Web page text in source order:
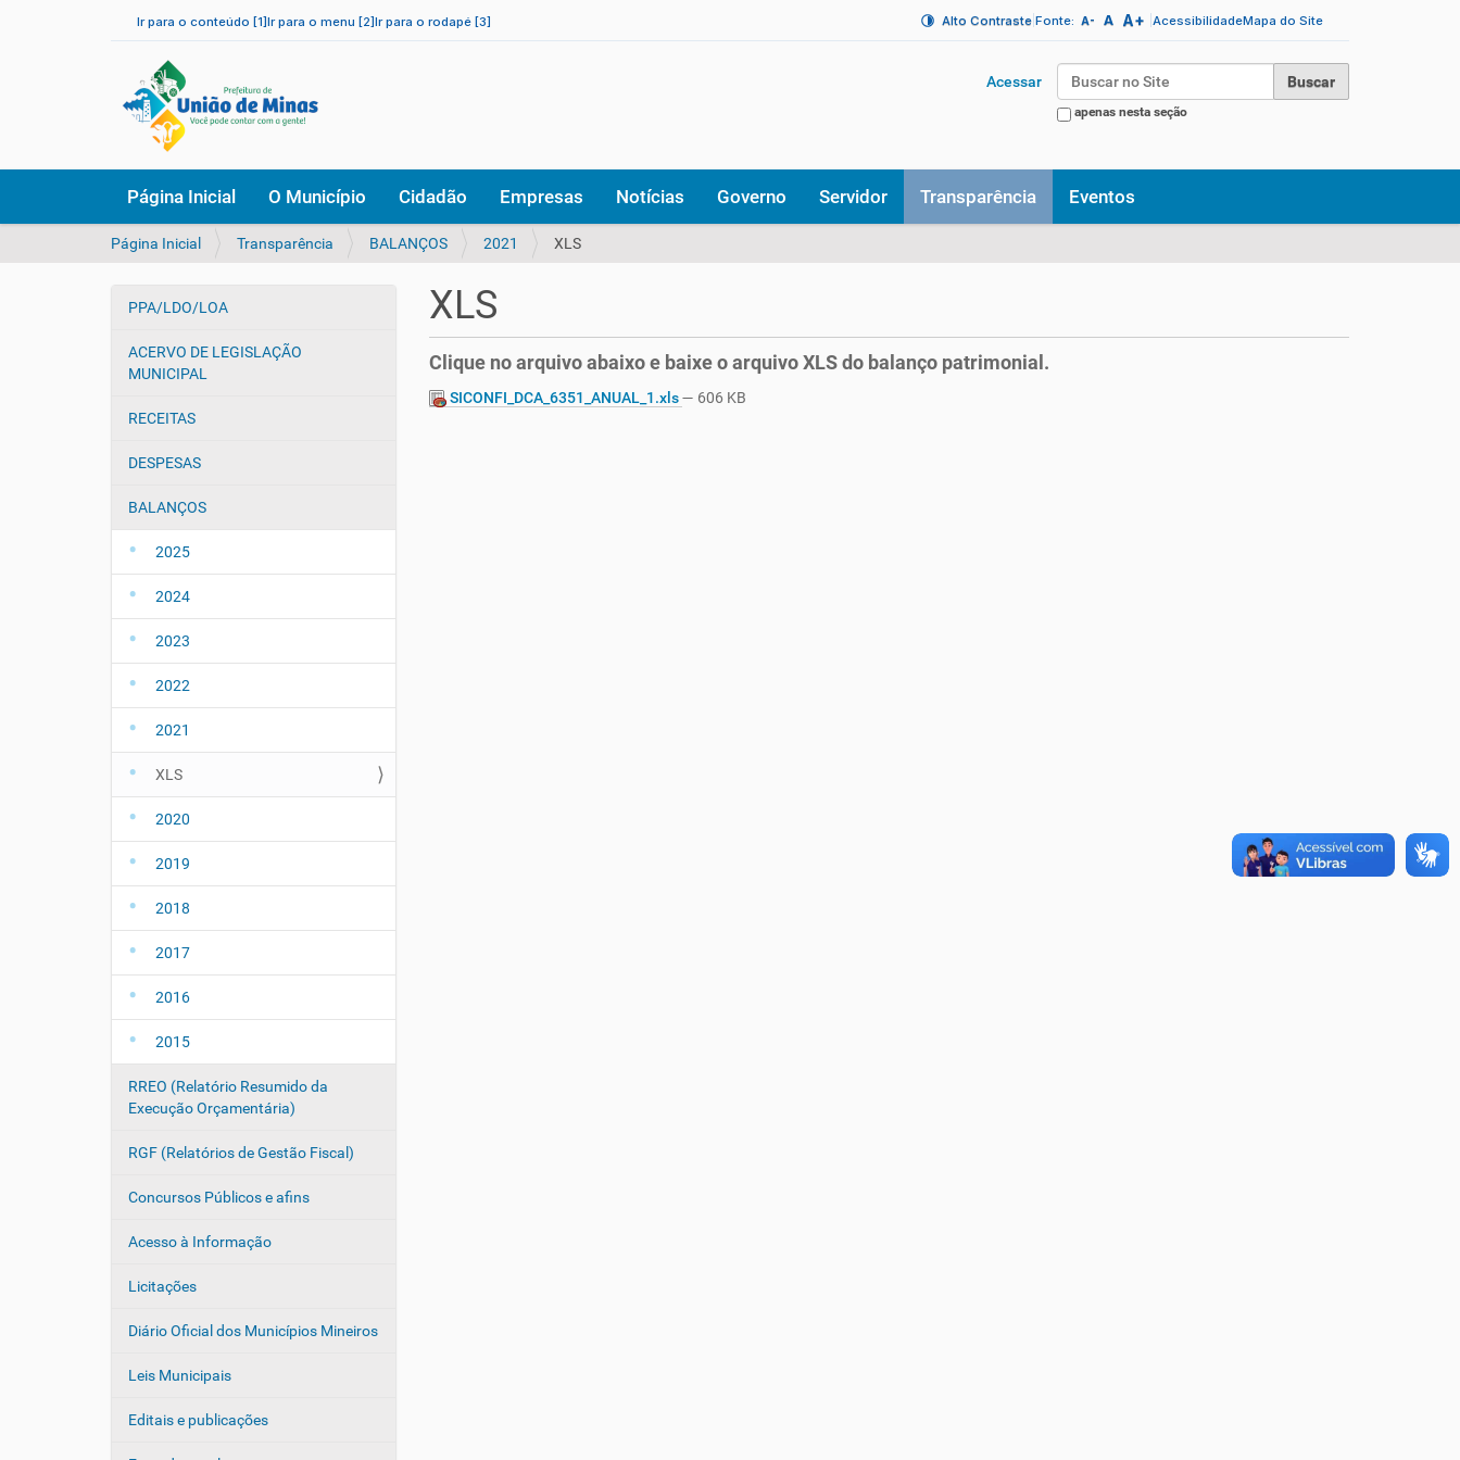
Ir para o conteúdo [1]Ir para o menu [2]Ir para o rodapé [3] Alto Contraste Fonte: A- A A+ AcessibilidadeMapa do Site
apenas nesta seção
Acessar
v
Página Inicial O Município Cidadão Empresas Notícias Governo Servidor Transparência Eventos
V
Página Inicial Transparência BALANÇOS 2021 XLS
N
v
g
ç
ã
o
PPA/LDO/LOA
ACERVO DE LEGISLAÇÃO
MUNICIPAL
RECEITAS
DESPESAS
BALANÇOS
2025
2024
2023
2022
2021
XLS
2020
2019
2018
2017
2016
2015
RREO (Relatório Resumido da
Execução Orçamentária)
RGF (Relatórios de Gestão Fiscal)
Concursos Públicos e afins
Acesso à Informação
Licitações
Diário Oficial dos Municípios Mineiros
Leis Municipais
Editais e publicações
XLS
Clique no arquivo abaixo e baixe o arquivo XLS do balanço patrimonial.
SICONFI_DCA_6351_ANUAL_1.xls— 606 KB